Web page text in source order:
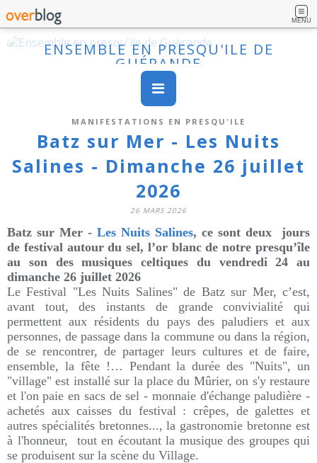
MENU
ENSEMBLE EN PRESQU'ILE DE
GUÉRANDE
MANIFESTATIONS EN PRESQU'ILE
Batz sur Mer - Les Nuits
Salines - Dimanche 26 juillet
2026
26 MARS 2026
Batz sur Mer - Les Nuits Salines, ce sont deux jours
de festival autour du sel, l’or blanc de notre presqu’île
au son des musiques celtiques du vendredi 24 au
dimanche 26 juillet 2026
Le Festival "Les Nuits Salines" de Batz sur Mer, c’est,
avant tout, des instants de grande convivialité qui
permettent aux résidents du pays des paludiers et aux
personnes, de passage dans la commune ou dans la région,
de se rencontrer, de partager leurs cultures et de faire,
ensemble, la fête !… Pendant la durée des "Nuits", un
"village" est installé sur la place du Mûrier, on s'y restaure
et l'on paie en sacs de sel - monnaie d'échange paludière -
achetés aux caisses du festival : crêpes, de galettes et
autres spécialités bretonnes..., la gastronomie bretonne est
à l'honneur, tout en écoutant la musique des groupes qui
se produisent sur la scène du Village.